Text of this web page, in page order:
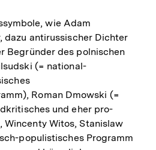
wie Adam
dazu antirussischer Dichter
Begründer des polnischen
(= national-
Roman Dmowski (=
und eher pro-
Wincenty Witos, Stanislaw
populistisches Programm